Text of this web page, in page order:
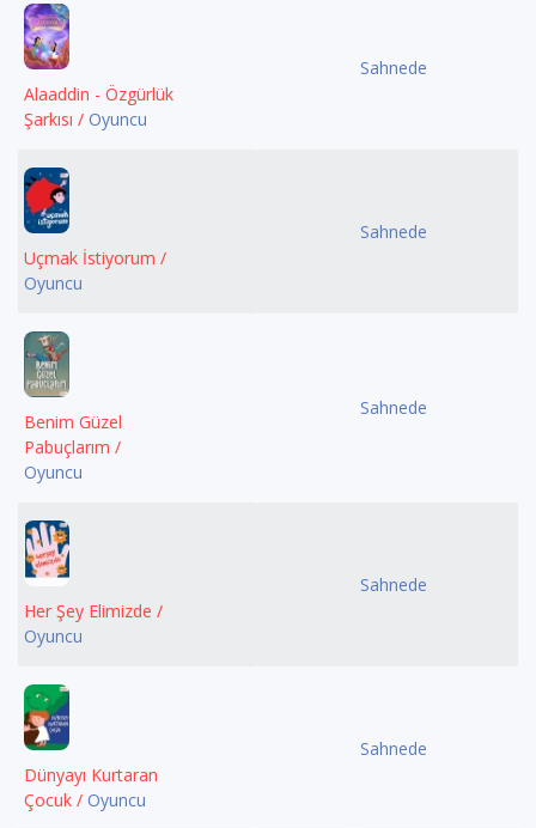
Alaaddin - Özgürlük
Şarkısı / Oyuncu
Sahnede
Uçmak İstiyorum /
Oyuncu
Sahnede
Benim Güzel
Pabuçlarım /
Oyuncu
Sahnede
Her Şey Elimizde /
Oyuncu
Sahnede
Dünyayı Kurtaran
Çocuk / Oyuncu
Sahnede